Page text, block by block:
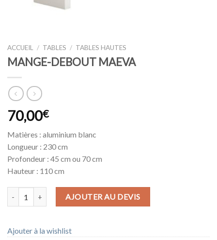
ACCUEIL / TABLES / TABLES HAUTES
MANGE-DEBOUT MAEVA
70,00€
Matières : aluminium blanc
Longueur : 230 cm
Profondeur : 45 cm ou 70 cm
Hauteur : 110 cm
quantité de MANGE-DEBOUT MAEVA
AJOUTER AU DEVIS
Ajouter à la wishlist